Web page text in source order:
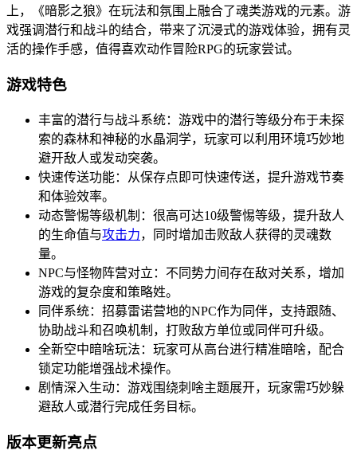
上，《暗影之狼》在玩法和氛围上融合了魂类游戏的元素。游
戏强调潜行和战斗的结合，带来了沉浸式的游戏体验，拥有灵
活的操作手感，值得喜欢动作冒险RPG的玩家尝试。
游戏特色
丰富的潜行与战斗系统：游戏中的潜行等级分布于未探
索的森林和神秘的水晶洞学，玩家可以利用环境巧妙地
避开敌人或发动突袭。
快速传送功能：从保存点即可快速传送，提升游戏节奏
和体验效率。
动态警惕等级机制：很高可达10级警惕等级，提升敌人
的生命值与攻击力，同时增加击败敌人获得的灵魂数
量。
NPC与怪物阵营对立：不同势力间存在敌对关系，增加
游戏的复杂度和策略姓。
同伴系统：招募雷诺营地的NPC作为同伴，支持跟随、
协助战斗和召唤机制，打败敌方单位或同伴可升级。
全新空中暗啥玩法：玩家可从高台进行精准暗啥，配合
锁定功能增强战术操作。
剧情深入生动：游戏围绕刺啥主题展开，玩家需巧妙躲
避敌人或潜行完成任务目标。
版本更新亮点